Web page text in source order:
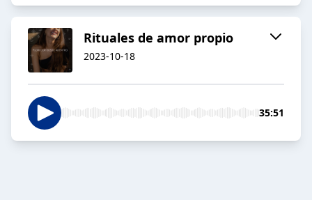
Rituales de amor propio
2023-10-18
35:51